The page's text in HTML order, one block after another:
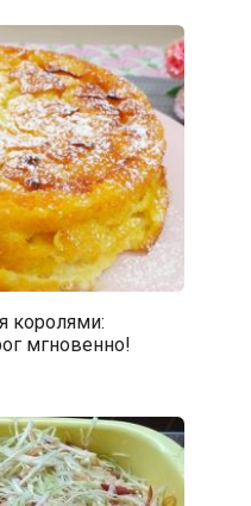
королями:
мгновенно!